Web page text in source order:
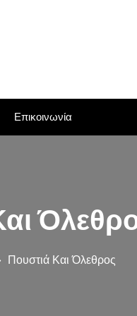
Επικοινωνία
Πουστιά Και Όλεθρος